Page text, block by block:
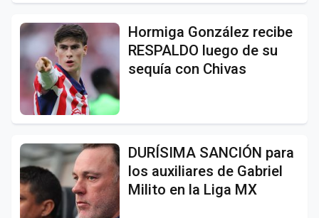
Hormiga González recibe
RESPALDO luego de su
sequía con Chivas
DURÍSIMA SANCIÓN para
los auxiliares de Gabriel
Milito en la Liga MX